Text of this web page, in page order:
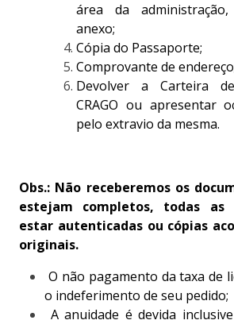
área da
anexo;
Cópia do Passaporte;
Comprovante de
Devolver a Carteira
CRAGO ou apresentar
pelo extravio da mesma.
Obs.: Não receberemos os
estejam completos, todas as
estar autenticadas ou cópias
originais.
O não pagamento da taxa de
o indeferimento de seu pedido;
A anuidade é devida